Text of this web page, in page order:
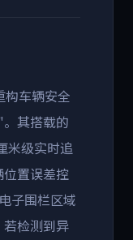
构车辆安全
。其搭载的
米级实时追
置误差控
子围栏区域
若检测到异